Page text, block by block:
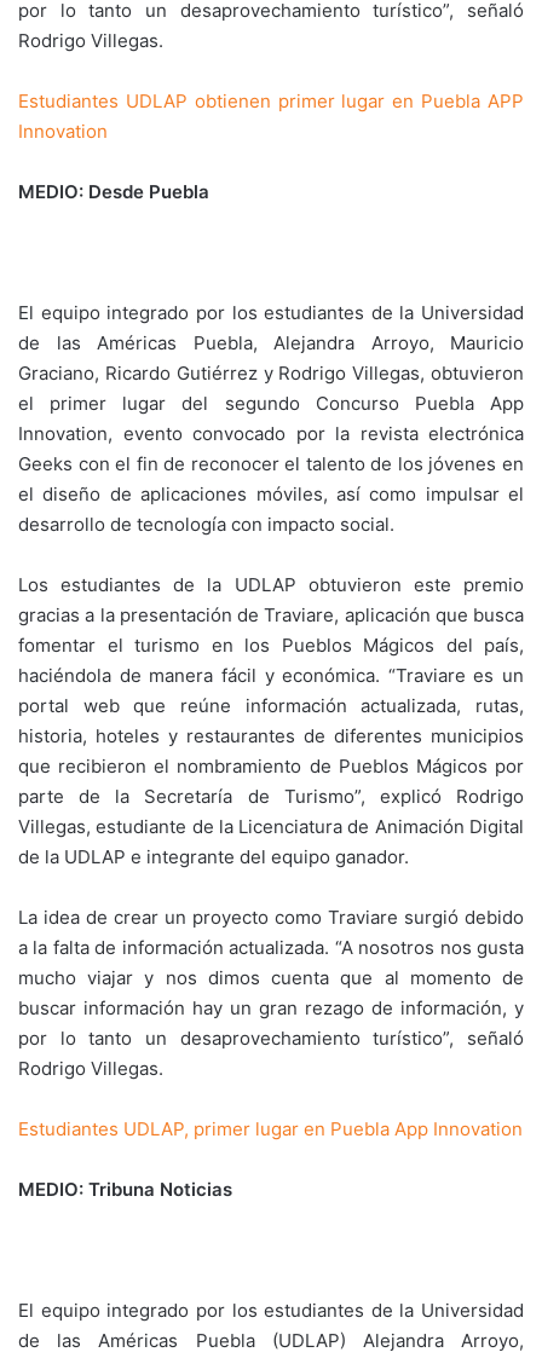
por lo tanto un desaprovechamiento turístico”, señaló
Rodrigo Villegas.
Estudiantes UDLAP obtienen primer lugar en Puebla APP
Innovation
MEDIO: Desde Puebla
El equipo integrado por los estudiantes de la Universidad
de las Américas Puebla, Alejandra Arroyo, Mauricio
Graciano, Ricardo Gutiérrez y Rodrigo Villegas, obtuvieron
el primer lugar del segundo Concurso Puebla App
Innovation, evento convocado por la revista electrónica
Geeks con el fin de reconocer el talento de los jóvenes en
el diseño de aplicaciones móviles, así como impulsar el
desarrollo de tecnología con impacto social.
Los estudiantes de la UDLAP obtuvieron este premio
gracias a la presentación de Traviare, aplicación que busca
fomentar el turismo en los Pueblos Mágicos del país,
haciéndola de manera fácil y económica. “Traviare es un
portal web que reúne información actualizada, rutas,
historia, hoteles y restaurantes de diferentes municipios
que recibieron el nombramiento de Pueblos Mágicos por
parte de la Secretaría de Turismo”, explicó Rodrigo
Villegas, estudiante de la Licenciatura de Animación Digital
de la UDLAP e integrante del equipo ganador.
La idea de crear un proyecto como Traviare surgió debido
a la falta de información actualizada. “A nosotros nos gusta
mucho viajar y nos dimos cuenta que al momento de
buscar información hay un gran rezago de información, y
por lo tanto un desaprovechamiento turístico”, señaló
Rodrigo Villegas.
Estudiantes UDLAP, primer lugar en Puebla App Innovation
MEDIO: Tribuna Noticias
El equipo integrado por los estudiantes de la Universidad
de las Américas Puebla (UDLAP) Alejandra Arroyo,